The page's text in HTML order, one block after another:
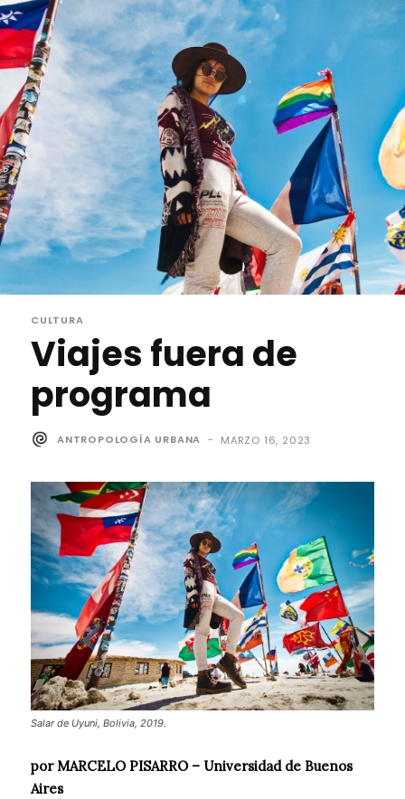
CULTURA
Viajes fuera de
programa
ANTROPOLOGÍA URBANA - MARZO 16, 2023
Salar de Uyuni, Bolivia, 2019.
por MARCELO PISARRO – Universidad de Buenos
Aires